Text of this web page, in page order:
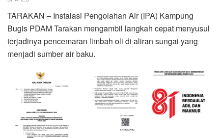
TARAKAN – Instalasi Pengolahan Air (IPA) Kampung
Bugis PDAM Tarakan mengambil langkah cepat menyusul
terjadinya pencemaran limbah oli di aliran sungai yang
menjadi sumber air baku.